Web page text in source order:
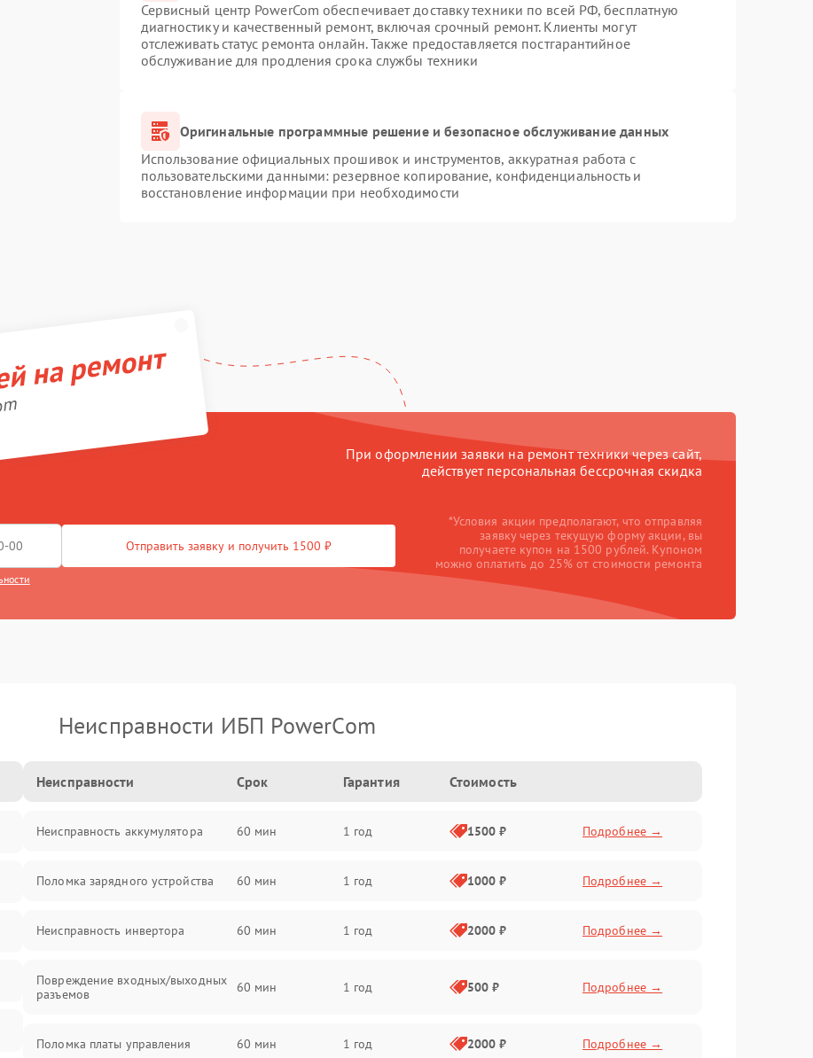
Сервисный центр PowerCom обеспечивает доставку техники по всей РФ, бесплатную
диагностику и качественный ремонт, включая срочный ремонт. Клиенты могут
отслеживать статус ремонта онлайн. Также предоставляется постгарантийное
обслуживание для продления срока службы техники
Оригинальные программные решение и безопасное обслуживание данных
Использование официальных прошивок и инструментов, аккуратная работа с
пользовательскими данными: резервное копирование, конфиденциальность и
восстановление информации при необходимости
на ремонт
При оформлении заявки на ремонт техники через сайт,
действует персональная бессрочная скидка
Отправить заявку и получить 1500 ₽
*Условия акции предполагают, что отправляя
заявку через текущую форму акции, вы
получаете купон на 1500 рублей. Купоном
можно оплатить до 25% от стоимости ремонта
Неисправности ИБП PowerCom
Неисправности Срок Гарантия Стоимость
Неисправность аккумулятора 60 мин 1 год 1500 ₽ Подробнее →
Поломка зарядного устройства 60 мин 1 год 1000 ₽ Подробнее →
Неисправность инвертора 60 мин 1 год 2000 ₽ Подробнее →
Повреждение входных/выходных
разъемов
60 мин 1 год 500 ₽ Подробнее →
Поломка платы управления 60 мин 1 год 2000 ₽ Подробнее →